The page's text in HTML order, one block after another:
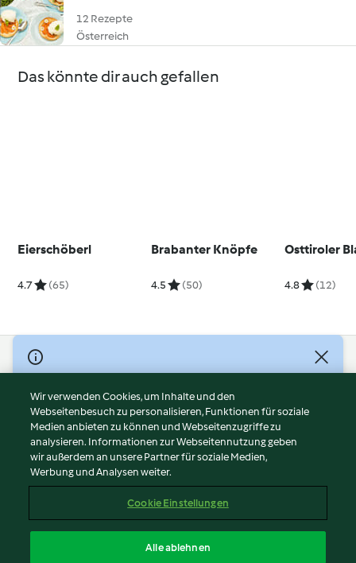
12 Rezepte
Österreich
Das könnte dir auch gefallen
Eierschöberl
4.7 (65)
Brabanter Knöpfe
4.5 (50)
Osttiroler
4.8 (12)
© Copyright 2026
Nutzungsbedingungen
Datenschutzrichtlinien
Disclaimer
Impressum
Cookies
Abo kündigen
Wir verwenden Cookies, um Inhalte und den
Webseitenbesuch zu personalisieren, Funktionen für soziale
Medien anbieten zu können und Webseitenzugriffe zu
analysieren. Informationen zur Webseitennutzung geben
wir außerdem an unsere Partner für soziale Medien,
Werbung und Analysen weiter.
Cookie Einstellungen
Alle ablehnen